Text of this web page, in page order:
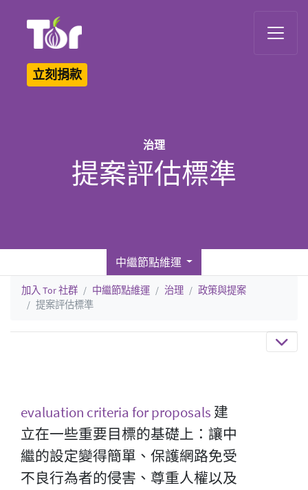
立刻捐款
治理
提案評估標準
中繼節點維運
加入 Tor 社群 中繼節點維運 治理
政策與提案
提案評估標準
evaluation criteria for proposals 建
立在一些重要目標的基礎上：讓中
繼的設定變得簡單、保護網路免受
不良行為者的侵害、尊重人權以及